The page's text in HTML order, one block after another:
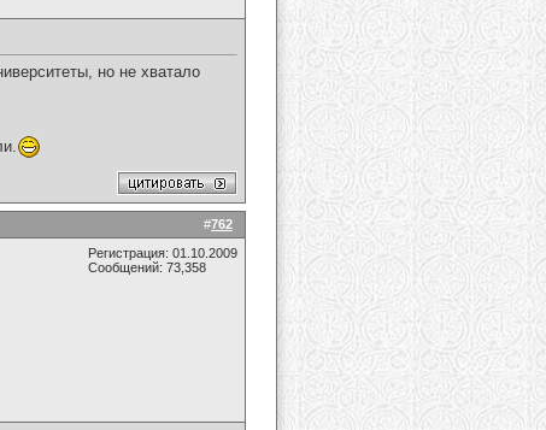
но не хватало
#762
Регистрация: 01.10.2009
Сообщений: 73,358